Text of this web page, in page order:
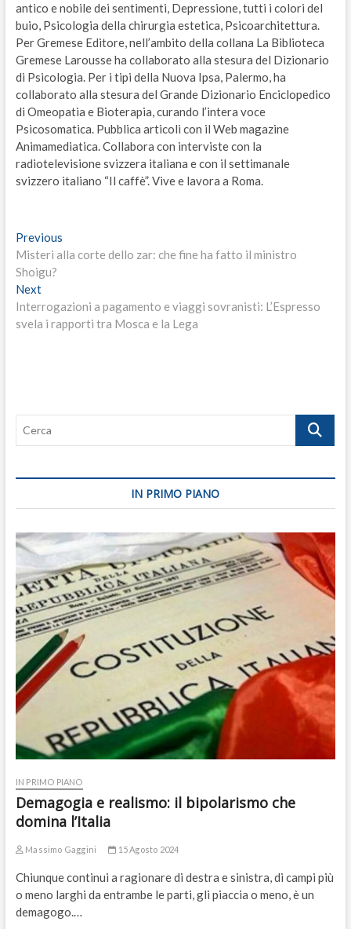
antico e nobile dei sentimenti, Depressione, tutti i colori del
buio, Psicologia della chirurgia estetica, Psicoarchitettura.
Per Gremese Editore, nell’ambito della collana La Biblioteca
Gremese Larousse ha collaborato alla stesura del Dizionario
di Psicologia. Per i tipi della Nuova Ipsa, Palermo, ha
collaborato alla stesura del Grande Dizionario Enciclopedico
di Omeopatia e Bioterapia, curando l’intera voce
Psicosomatica. Pubblica articoli con il Web magazine
Animamediatica. Collabora con interviste con la
radiotelevisione svizzera italiana e con il settimanale
svizzero italiano “Il caffè”. Vive e lavora a Roma.
Navigazione
articoli
PreviousPrevious
post:
Misteri alla corte dello zar: che fine ha fatto il ministro
Shoigu?
NextNext
post:
Interrogazioni a pagamento e viaggi sovranisti: L’Espresso
svela i rapporti tra Mosca e la Lega
Cerca
IN PRIMO PIANO
IN PRIMO PIANO
Demagogia e realismo: il bipolarismo che
domina l’Italia
Massimo Gaggini 15 Agosto 2024
Chiunque continui a ragionare di destra e sinistra, di campi più
o meno larghi da entrambe le parti, gli piaccia o meno, è un
demagogo.…